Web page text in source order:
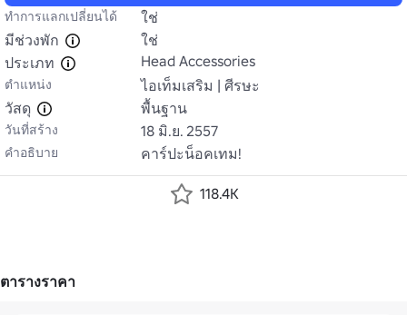
ทำการแลกเปลี่ยนได้
ใช่
มีช่วงพัก
ใช่
ประเภท
Head Accessories
ตำแหน่ง
ไอเท็มเสริม | ศีรษะ
วัสดุ
พื้นฐาน
วันที่สร้าง 18 มิ.ย. 2557
คำอธิบาย คาร์ปะน็อคเทม!
118.4K
ตารางราคา